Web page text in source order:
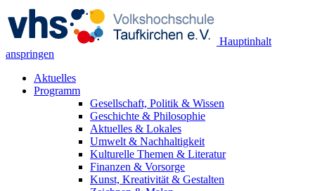
Hauptinhalt
anspringen
Aktuelles
Programm
Gesellschaft, Politik & Wissen
Geschichte & Philosophie
Aktuelles & Lokales
Umwelt & Nachhaltigkeit
Kulturelle Themen & Literatur
Finanzen & Vorsorge
Kunst, Kreativität & Gestalten